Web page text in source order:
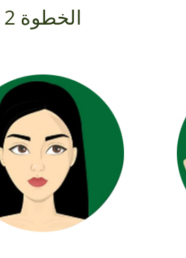
الخطوة 2